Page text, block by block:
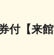
付【来